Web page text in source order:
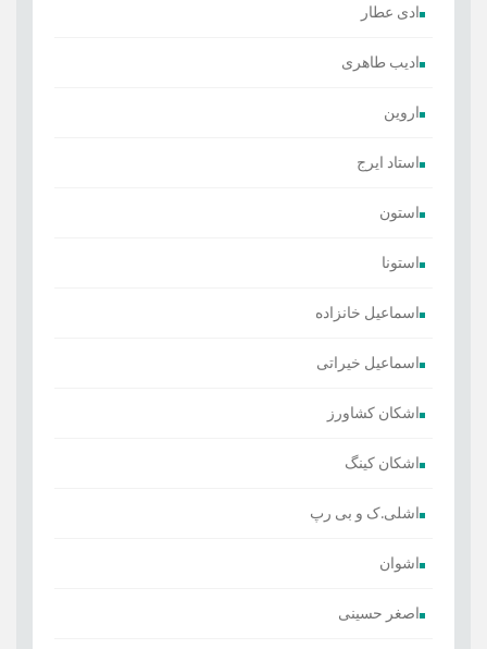
ادی عطار
ادیب طاهری
اروین
استاد ایرج
استون
استونا
اسماعیل خانزاده
اسماعیل خیراتی
اشکان کشاورز
اشکان کینگ
اشلی.ک و بی رپ
اشوان
اصغر حسینی